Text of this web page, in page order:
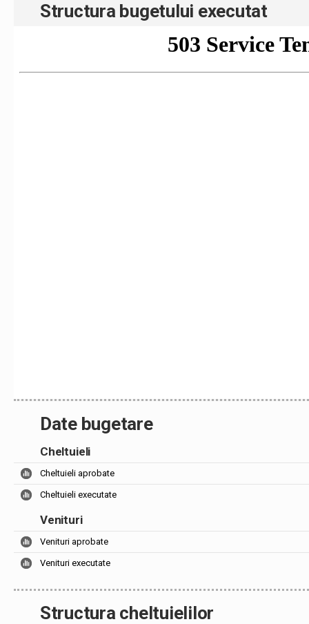
Structura bugetului executat
Date bugetare
Cheltuieli
Cheltuieli aprobate
Cheltuieli executate
Venituri
Venituri aprobate
Venituri executate
Structura cheltuielilor